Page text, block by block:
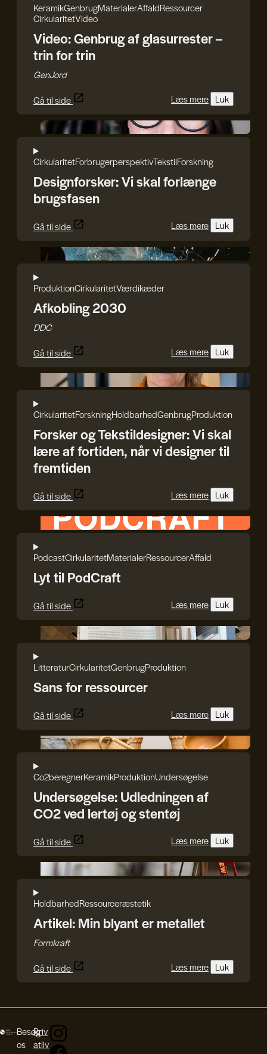
KeramikGenbrugMaterialerAffaldRessourcer
CirkularitetVideo
Video: Genbrug af glasurrester –
trin for trin
GenJord
Gå til side
Læs mere Luk
Iryna Kucher
CirkularitetForbrugerperspektivTekstilForskning
Designforsker: Vi skal forlænge
brugsfasen
Gå til side Læs mere Luk
ProduktionCirkularitetVærdikæder
Afkobling 2030
DDC
Gå til side
Læs mere Luk
Rasmus Blicher
CirkularitetForskningHoldbarhedGenbrugProduktion
Forsker og Tekstildesigner: Vi skal
lære af fortiden, når vi designer til
fremtiden
Gå til side Læs mere Luk
HEPHAESTUS
PodcastCirkularitetMaterialerRessourcerAffald
Lyt til PodCraft
Gå til side Læs mere Luk
Reshape Waste
LitteraturCirkularitetGenbrugProduktion
Sans for ressourcer
Gå til side Læs mere Luk
Jette Sørensen og Anna Andersen
Co2beregnerKeramikProduktionUndersøgelse
Undersøgelse: Udledningen af
CO2 ved lertøj og stentøj
Gå til side Læs mere Luk
Karl Ejnar Nybo
HoldbarhedRessourceræstetik
Artikel: Min blyant er metallet
Formkraft
Gå til side
Læs mere Luk
Besøg
os
Priv
atliv